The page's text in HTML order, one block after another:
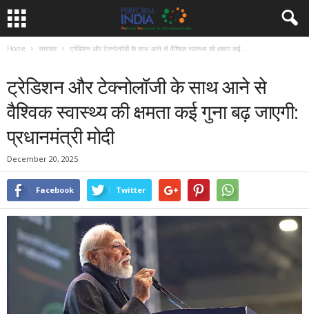
Home समाचार ट्रेडिशन और टेक्नोलॉजी के साथ आने से वैश्विक स्वास्थ्य की क्षमता कई...
ट्रेडिशन और टेक्नोलॉजी के साथ आने से
वैश्विक स्वास्थ्य की क्षमता कई गुना बढ़ जाएगी:
प्रधानमंत्री मोदी
December 20, 2025
Facebook Twitter